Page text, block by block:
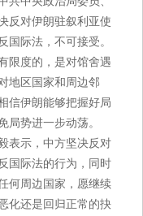
反对伊朗驻叙利亚使
国际法，不可接受。
限度的，是对馆舍遇
地区国家和周边邻
信伊朗能够把握好局
局势进一步动荡。
表示，中方坚决反对
国际法的行为，同时
何周边国家，愿继续
化还是回归正常的抉